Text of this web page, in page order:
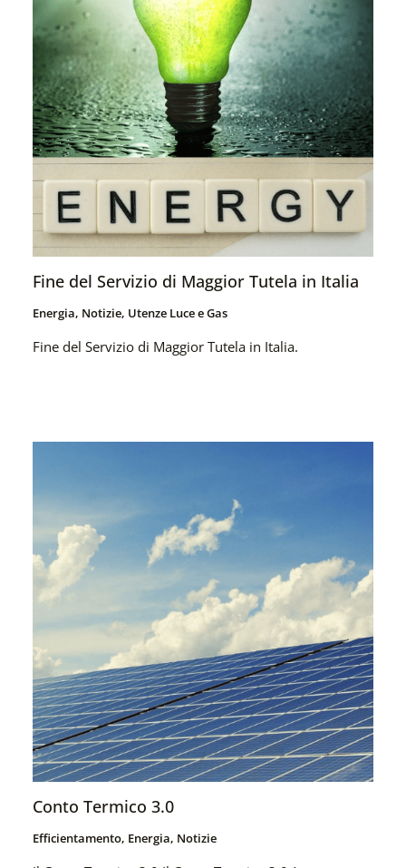
Fine del Servizio di Maggior Tutela in Italia
Energia, Notizie, Utenze Luce e Gas
Fine del Servizio di Maggior Tutela in Italia.
Conto Termico 3.0
Efficientamento, Energia, Notizie